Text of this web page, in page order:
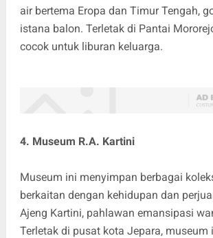
air bertema Eropa dan Timur Tengah,
istana balon. Terletak di Pantai
cocok untuk liburan keluarga.
4. Museum R.A. Kartini
Museum ini menyimpan berbagai
berkaitan dengan kehidupan dan
Ajeng Kartini, pahlawan emansipasi
Terletak di pusat kota Jepara, museum